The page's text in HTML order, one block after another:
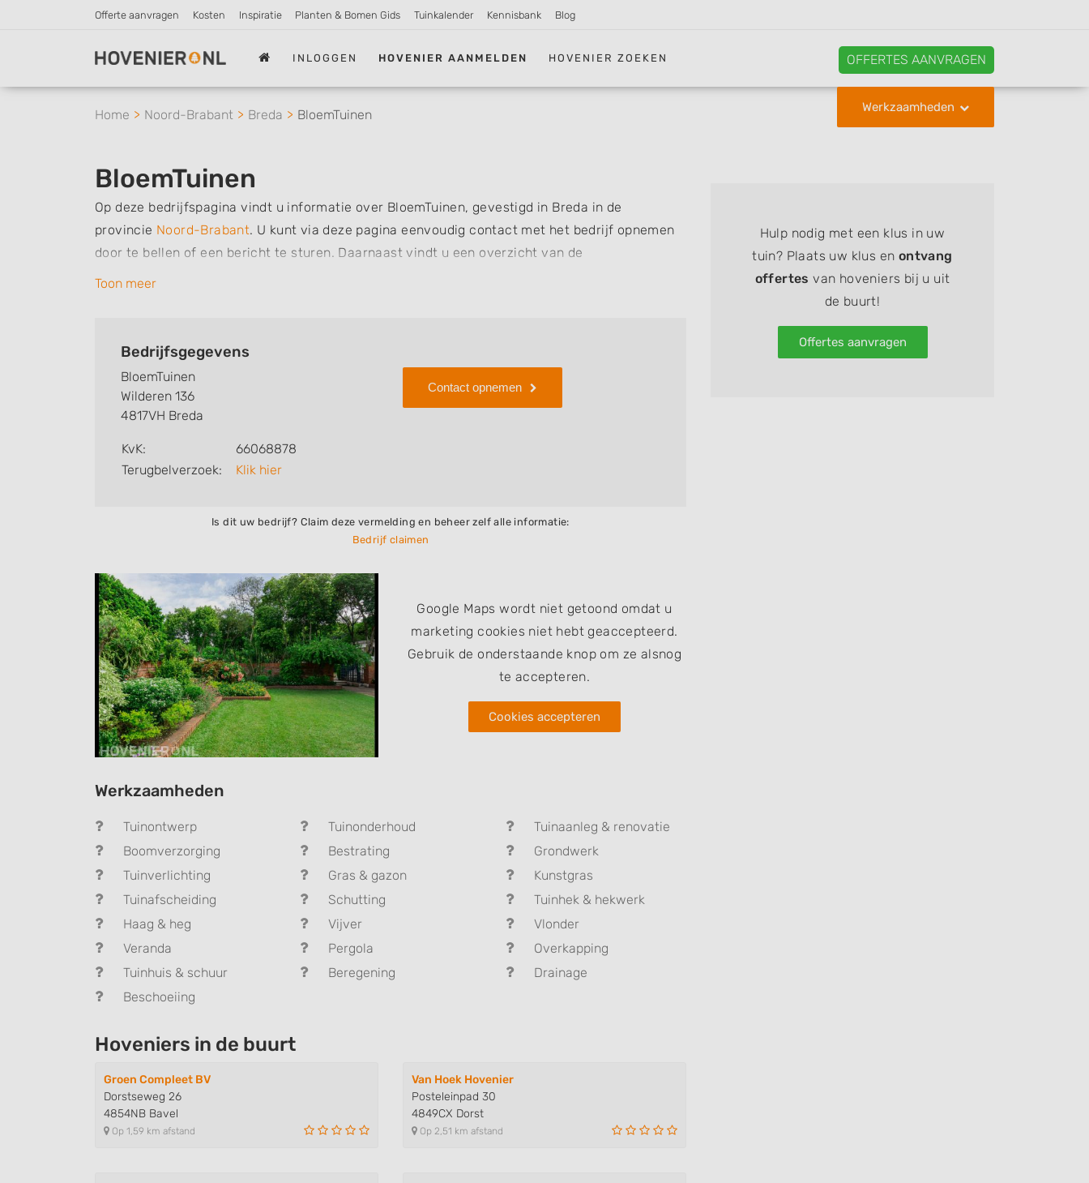
Offerte aanvragen Kosten Inspiratie Planten & Bomen Gids Tuinkalender Kennisbank Blog
INLOGGEN HOVENIER AANMELDEN HOVENIER ZOEKEN OFFERTES AANVRAGEN
Werkzaamheden
Home Noord-Brabant Breda BloemTuinen
BloemTuinen
Op deze bedrijfspagina vindt u informatie over BloemTuinen, gevestigd in Breda in de
provincie Noord-Brabant. U kunt via deze pagina eenvoudig contact met het bedrijf opnemen
door te bellen of een bericht te sturen. Daarnaast vindt u een overzicht van de
werkzaamheden van dit bedrijf, zo kunt u snel zien welke zaken BloemTuinen voor u kan
Zoekt u een ander bedrijf? Bekijk dan andere hoveniers en bedrijven in
Toon meer
Bedrijfsgegevens
BloemTuinen
Wilderen 136
4817VH Breda
KvK:
66068878
Terugbelverzoek:
Klik hier
Contact opnemen
Is dit uw bedrijf? Claim deze vermelding en beheer zelf alle informatie:
Bedrijf claimen
Google Maps wordt niet getoond omdat u
marketing cookies niet hebt geaccepteerd.
Gebruik de onderstaande knop om ze alsnog
te accepteren.
Cookies accepteren
Werkzaamheden
Tuinontwerp Tuinonderhoud
Tuinaanleg & renovatie
Boomverzorging
Bestrating
Grondwerk
Tuinverlichting
Gras & gazon
Kunstgras
Tuinafscheiding
Schutting
Tuinhek & hekwerk
Haag & heg
Vijver
Vlonder
Veranda
Pergola
Overkapping
Tuinhuis & schuur
Beregening
Drainage
Beschoeiing
Hoveniers in de buurt
Groen Compleet BV
Dorstseweg 26
4854NB Bavel
Op 1,59 km afstand
Van Hoek Hovenier
Posteleinpad 30
4849CX Dorst
Op 2,51 km afstand
Hulp nodig met een klus in uw
tuin? Plaats uw klus en ontvang
offertes van hoveniers bij u uit
de buurt!
Offertes aanvragen